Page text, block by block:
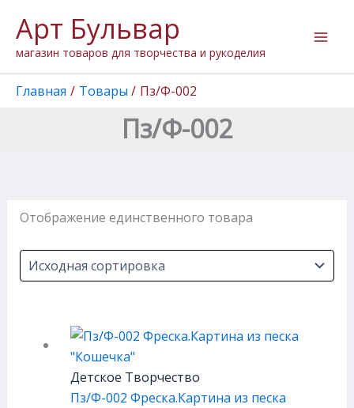
содержимому
Арт Бульвар
магазин товаров для творчества и рукоделия
Главная Товары Пз/Ф-002
Пз/Ф-002
Отображение единственного товара
Детское Творчество
Пз/Ф-002 Фреска.Картина из песка